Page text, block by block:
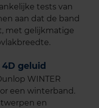
tests van
aan dat de band
met gelijkmatige
4D geluid
WINTER
een winterband.
en